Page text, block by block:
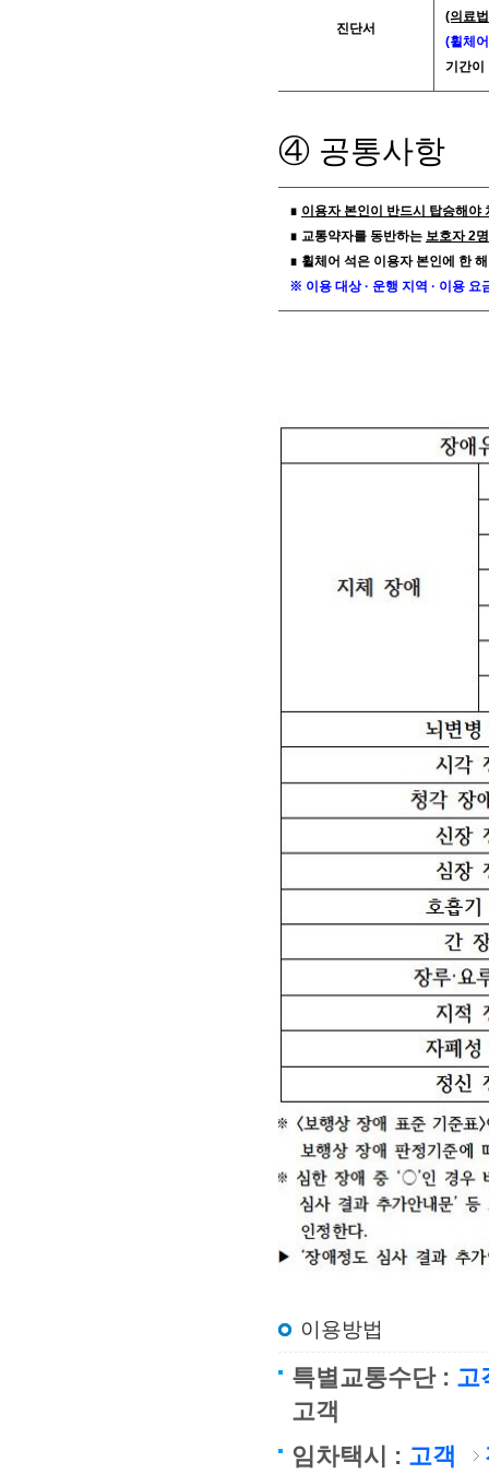
진단서
(의료
(휠체
기간이
④ 공통사항
∎ 이용자 본인이 반드시 탑승해야
∎ 교통약자를 동반하는 보호자 2
∎ 휠체어 석은 이용자 본인에 한
※ 이용 대상 · 운행 지역 · 이용 요
이용방법
특별교통수단 :
고객
임차택시 : 고객